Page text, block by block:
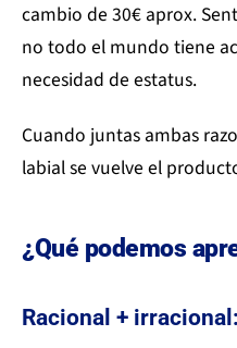
cambio de 30€ aprox.
no todo el mundo tiene
necesidad de estatus.
Cuando juntas ambas
labial se vuelve el
¿Qué podemos
Racional + irracional: